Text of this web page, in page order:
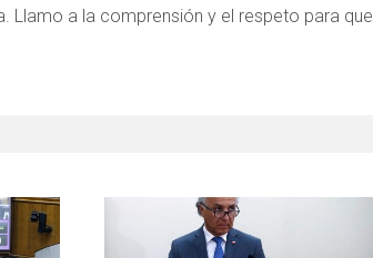
Llamo a la comprensión y el respeto para que